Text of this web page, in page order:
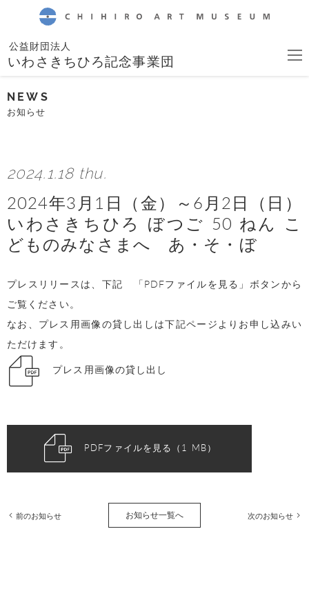
公益財団法人
いわさきちひろ記念事業団
NEWS
お知らせ
2024.1.18 thu.
2024年3月1日（金）～6月2日（日）
いわさきちひろ ぼつご 50 ねん こ
どものみなさまへ あ・そ・ぼ
プレスリリースは、下記 「PDFファイルを見る」ボタンから
ご覧ください。
なお、プレス用画像の貸し出しは下記ページよりお申し込みい
ただけます。
プレス用画像の貸し出し
PDFファイルを見る（1 MB）
前のお知らせ お知らせ一覧へ 次のお知らせ